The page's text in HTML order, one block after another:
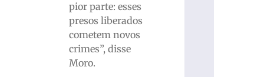
pior parte: esses
presos liberados
cometem novos
crimes”, disse
Moro.